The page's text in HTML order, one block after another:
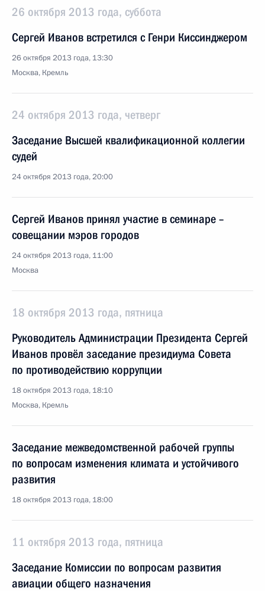
26 октября 2013 года, суббота
Сергей Иванов встретился с Генри Киссинджером
26 октября 2013 года, 13:30
Москва, Кремль
24 октября 2013 года, четверг
Заседание Высшей квалификационной коллегии
судей
24 октября 2013 года, 20:00
Сергей Иванов принял участие в семинаре –
совещании мэров городов
24 октября 2013 года, 11:00
Москва
18 октября 2013 года, пятница
Руководитель Администрации Президента Сергей
Иванов провёл заседание президиума Совета
по противодействию коррупции
18 октября 2013 года, 18:10
Москва, Кремль
Заседание межведомственной рабочей группы
по вопросам изменения климата и устойчивого
развития
18 октября 2013 года, 18:00
11 октября 2013 года, пятница
Заседание Комиссии по вопросам развития
авиации общего назначения